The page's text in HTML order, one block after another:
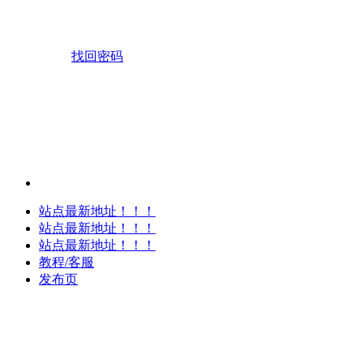
找回密码
站点最新地址！！！
站点最新地址！！！
站点最新地址！！！
教程/客服
发布页